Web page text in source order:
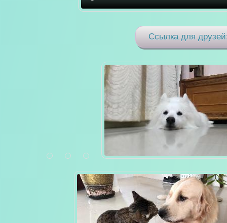
Ссылка для